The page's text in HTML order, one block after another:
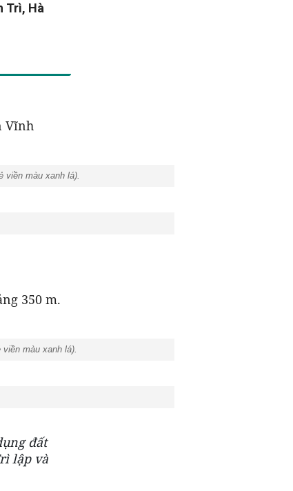
Trì, Hà
Vĩnh
viền màu xanh lá).
350 m.
màu xanh lá).
đất
lập và